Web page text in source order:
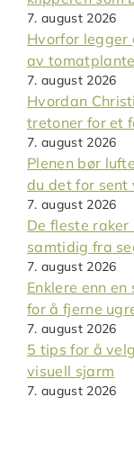
7. august 2026
Hvorfor
av
7. august 2026
Hvordan
tretoner for et
7. august 2026
Plenen bør
du det for sent
7. august 2026
De fleste
samtidig fra
7. august 2026
Enklere enn
for å fjerne
7. august 2026
5 tips for å
visuell sjarm
7. august 2026